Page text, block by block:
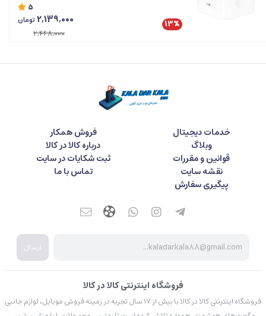
5
13%
2,139,000تومان
2,468,000
خدمات دیجیتال
فروش همکار
وبلاگ
درباره کالا در کالا
قوانین و مقررات
ثبت شکایات در سایت
نقشه سایت
تماس با ما
پیگیری سفارش
ارسال
فروشگاه اینترنتی کالا در کالا
فروشگاه اینترنتی کالا در کالا با بیش از ۱۷ سال تجربه در زمینه فروش موبایل، لوازم جانبی